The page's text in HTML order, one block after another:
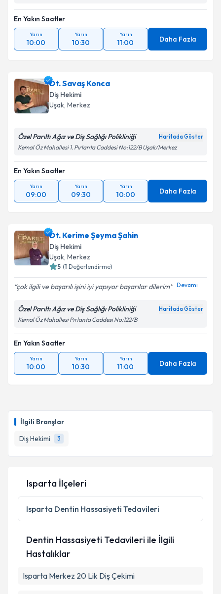
İlgili Branşlar
Diş Hekimi
3
En Yakın Saatler
Yarın
10:00
Yarın
10:30
Yarın
11:00 Daha Fazla
Dt. Savaş Konca
Diş Hekimi
Uşak, Merkez
Özel Parıltı Ağız ve Diş Sağlığı Polikliniği Haritada Göster
Kemal Öz Mahallesi 1. Pırlanta Caddesi No:122/B Uşak/Merkez
En Yakın Saatler
Yarın
09:00
Yarın
09:30
Yarın
10:00 Daha Fazla
Dt. Kerime Şeyma Şahin
Diş Hekimi
Uşak, Merkez
5 (1 Değerlendirme)
çok ilgili ve başarılı işini iyi yapıyor başarılar dilerim Devamı
Özel Parıltı Ağız ve Diş Sağlığı Polikliniği Haritada Göster
Kemal Öz Mahallesi Pırlanta Caddesi No:122/B
En Yakın Saatler
Yarın
10:00
Yarın
10:30
Yarın
11:00 Daha Fazla
Isparta İlçeleri
Isparta Dentin Hassasiyeti Tedavileri
Dentin Hassasiyeti Tedavileri ile İlgili
Hastalıklar
Isparta Merkez 20 Lik Diş Çekimi